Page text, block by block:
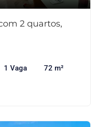
2 quartos,
1 Vaga 72 m²